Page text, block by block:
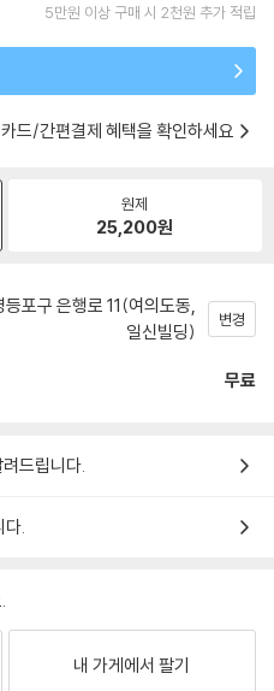
5만원 이상 구매 시 2천원 추가 적립
카드/간편결제 혜택을 확인하세요
원제
25,200원
포구 은행로 11(여의도동,
일신빌딩)
변경
무료
드립니다.
.
내 가게에서 팔기